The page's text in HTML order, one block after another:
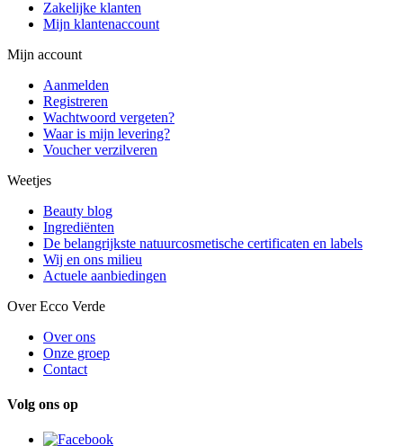
Zakelijke klanten
Mijn klantenaccount
Mijn account
Aanmelden
Registreren
Wachtwoord vergeten?
Waar is mijn levering?
Voucher verzilveren
Weetjes
Beauty blog
Ingrediënten
De belangrijkste natuurcosmetische certificaten en labels
Wij en ons milieu
Actuele aanbiedingen
Over Ecco Verde
Over ons
Onze groep
Contact
Volg ons op